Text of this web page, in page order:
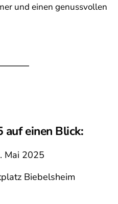
und einen genussvollen
einen Blick:
Mai 2025
Biebelsheim